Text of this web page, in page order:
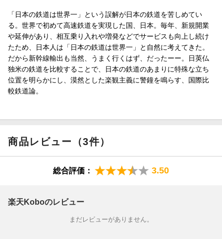
「日本の鉄道は世界一」という誤解が日本の鉄道を苦しめてい
る。世界で初めて高速鉄道を実現した国、日本。毎年、新規開業
や延伸があり、相互乗り入れや増発などでサービスも向上し続け
たため、日本人は「日本の鉄道は世界一」と自然に考えてきた。
だから新幹線輸出も当然、うまく行くはず、だったーー。日英仏
独米の鉄道を比較することで、日本の鉄道のあまりに特殊な立ち
位置を明らかにし、漠然とした楽観主義に警鐘を鳴らす、国際比
較鉄道論。
商品レビュー（3件）
総合評価： 3.50
楽天Koboのレビュー
まだレビューがありません。